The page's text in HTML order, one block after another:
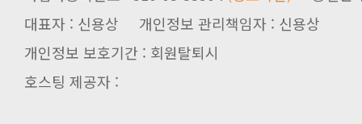
대표자 : 신용상 개인정보 관리책임자 : 신용상
개인정보 보호기간 : 회원탈퇴시
호스팅 제공자 :